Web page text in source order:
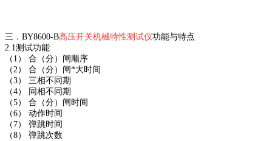
三． BY8600-B高压开关机械特性测试仪功能与特点
2.1测试功能
（1） 合（分）闸顺序
（2） 合（分）闸*大时间
（3） 三相不同期
（4） 同相不同期
（5） 合（分）闸时间
（6） 动作时间
（7） 弹跳时间
（8） 弹跳次数